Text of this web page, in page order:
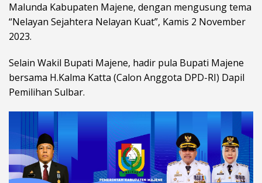
Malunda Kabupaten Majene, dengan mengusung tema
“Nelayan Sejahtera Nelayan Kuat”, Kamis 2 November
2023.
Selain Wakil Bupati Majene, hadir pula Bupati Majene
bersama H.Kalma Katta (Calon Anggota DPD-RI) Dapil
Pemilihan Sulbar.